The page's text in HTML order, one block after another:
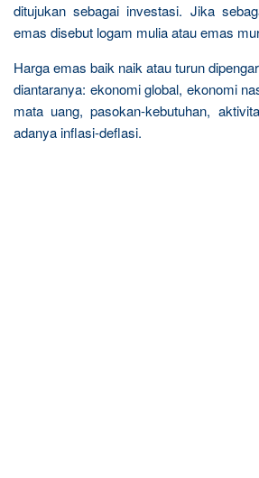
ditujukan sebagai investasi. Jika
emas disebut logam mulia atau emas
Harga emas baik naik atau turun
diantaranya: ekonomi global, ekonomi
mata uang, pasokan-kebutuhan,
adanya inflasi-deflasi.